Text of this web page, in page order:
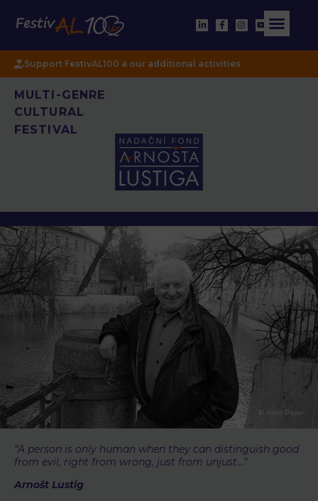
Support FestivAL100 a our additional activities
MULTI-GENRE
CULTURAL
FESTIVAL
© Alan Pajer
“A person is only human when they can distinguish good
from evil, right from wrong, just from unjust…”
Arnošt Lustig